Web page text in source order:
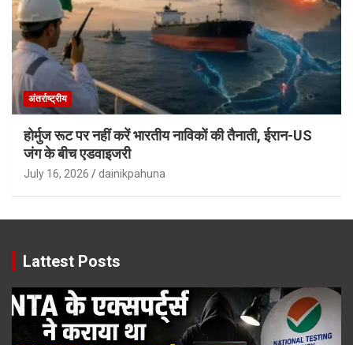
अंतर्राष्ट्रीय
होर्मुज रूट पर नहीं करें भारतीय नाविकों की तैनाती, ईरान-US
जंग के बीच एडवाइजरी
July 16, 2026 dainikpahuna
Lattest Posts